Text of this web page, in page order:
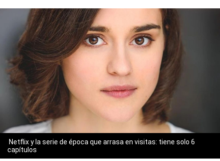
Netflix y la serie de época que arrasa en visitas: tiene solo 6
capítulos